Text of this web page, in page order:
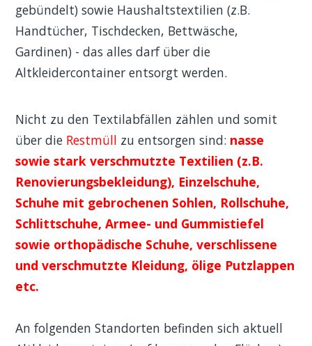
gebündelt) sowie Haushaltstextilien (z.B.
Handtücher, Tischdecken, Bettwäsche,
Gardinen) - das alles darf über die
Altkleidercontainer entsorgt werden.
Nicht zu den Textilabfällen zählen und somit
über die Restmüll zu entsorgen sind: nasse
sowie stark verschmutzte Textilien (z.B.
Renovierungsbekleidung), Einzelschuhe,
Schuhe mit gebrochenen Sohlen, Rollschuhe,
Schlittschuhe, Armee- und Gummistiefel
sowie orthopädische Schuhe, verschlissene
und verschmutzte Kleidung, ölige Putzlappen
etc.
An folgenden Standorten befinden sich aktuell